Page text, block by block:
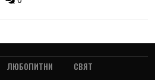
ЛЮБОПИТНИ
СВЯТ